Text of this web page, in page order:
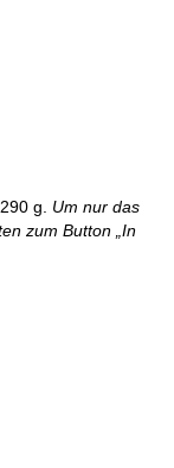
g. Um nur das
zum Button „In